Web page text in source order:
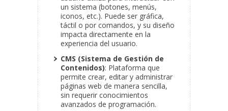
un sistema (botones, menús,
iconos, etc.). Puede ser gráfica,
táctil o por comandos, y su diseño
impacta directamente en la
experiencia del usuario.
CMS (Sistema de Gestión de
Contenidos): Plataforma que
permite crear, editar y administrar
páginas web de manera sencilla,
sin requerir conocimientos
avanzados de programación.